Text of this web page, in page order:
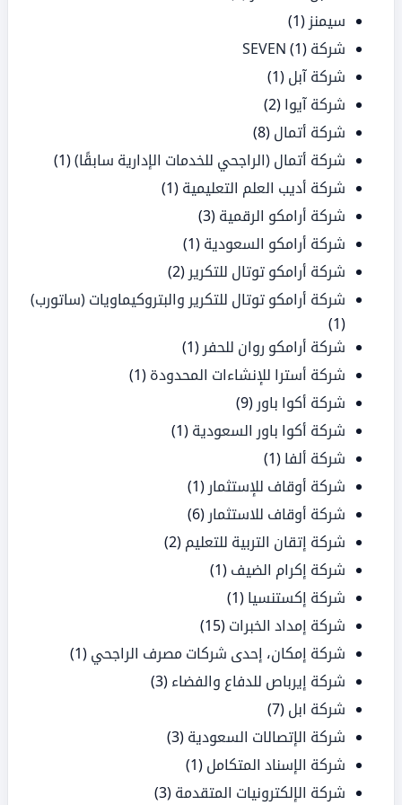
سيمنز (1)
شركة SEVEN (1)
شركة آبل (1)
شركة آيوا (2)
شركة أتمال (8)
شركة أتمال (الراجحي للخدمات الإدارية سابقًا)(1)
شركة أديب العلم التعليمية (1)
شركة أرامكو الرقمية (3)
شركة أرامكو السعودية (1)
شركة أرامكو توتال للتكرير (2)
شركة أرامكو توتال للتكرير والبتروكيماويات (ساتورب)
(1)
شركة أرامكو روان للحفر (1)
شركة أسترا للإنشاءات المحدودة (1)
شركة أكوا باور (9)
شركة أكوا باور السعودية (1)
شركة ألفا (1)
شركة أوقاف للإستثمار (1)
شركة أوقاف للاستثمار (6)
شركة إتقان التربية للتعليم (2)
شركة إكرام الضيف (1)
شركة إكستنسيا (1)
شركة إمداد الخبرات (15)
شركة إمكان، إحدى شركات مصرف الراجحي (1)
شركة إيرباص للدفاع والفضاء (3)
شركة ابل (7)
شركة الإتصالات السعودية (3)
شركة الإسناد المتكامل (1)
شركة الإلكترونيات المتقدمة (3)